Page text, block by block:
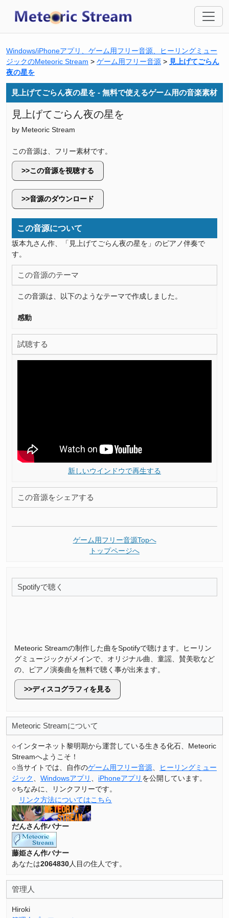
Windows/iPhoneアプリ、ゲーム用フリー音源、ヒーリングミュー
ジックのMeteoric Stream > ゲーム用フリー音源 > 見上げてごらん
夜の星を
見上げてごらん夜の星を - 無料で使えるゲーム用の音楽素材
見上げてごらん夜の星を
by Meteoric Stream
この音源は、フリー素材です。
この音源を視聴する
音源のダウンロード
この音源について
坂本九さん作、「見上げてごらん夜の星を」のピアノ伴奏で
す。
この音源のテーマ
この音源は、以下のようなテーマで作成しました。
感動
試聴する
新しいウインドウで再生する
この音源をシェアする
ゲーム用フリー音源Topへ
トップページへ
Spotifyで聴く
Meteoric Streamの制作した曲をSpotifyで聴けます。ヒーリン
グミュージックがメインで、オリジナル曲、童謡、賛美歌など
の、ピアノ演奏曲を無料で聴く事が出来ます。
ディスコグラフィを見る
Meteoric Streamについて
インターネット黎明期から運営している生きる化石、Meteoric
Streamへようこそ！
当サイトでは、自作のゲーム用フリー音源
ヒーリングミュー
ジック
Windowsアプリ iPhoneアプリ を公開しています。
ちなみに、リンクフリーです。
リンク方法についてはこちら
だんさん作バナー
藤姫さん作バナー
あなたは2064830人目の住人です。
管理人
Hiroki